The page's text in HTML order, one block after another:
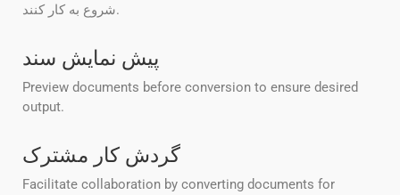
شروع به کار کنند.
پیش نمایش سند
Preview documents before conversion to ensure desired
output.
گردش کار مشترک
Facilitate collaboration by converting documents for